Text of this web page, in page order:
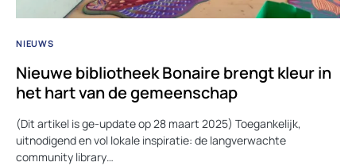
NIEUWS
Nieuwe bibliotheek Bonaire brengt kleur in
het hart van de gemeenschap
(Dit artikel is ge-update op 28 maart 2025) Toegankelijk,
uitnodigend en vol lokale inspiratie: de langverwachte
community library…